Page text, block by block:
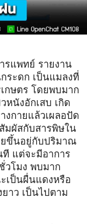
รแพทย์ รายงาน
ระดก เป็นแมลงที่
กษตร โดยพบมาก
หนังอักเสบ เกิด
งกายแล้วเผลอปัด
มผัสกับสารพิษใน
ยขึ้นอยู่กับปริมาณ
แต่จะมีอาการ
วโมง พบมาก
เป็นผื่นแดงหรือ
าว เป็นไปตาม